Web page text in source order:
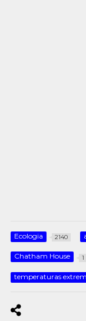
Ecologia 2140
Chatham House 1
temperaturas